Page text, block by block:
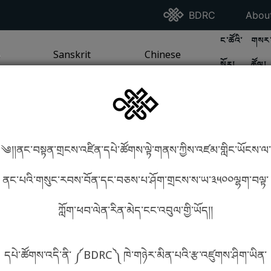
Go To BDRC
BDRC Go
/ SEA TRADITIONPAGE
GO TOSANSKRIT TRADITION
Sanskrit
GO TOCHINESE TRADITION
Chinese
GO TO
ང་ཚོའི་
སྐོར།
GO
ཚོལ།
༄།།ནང་བསྟན་གྲངས་འཛིན་དཔེ་ཚོགས་ལྟེ་གནས་ཀྱིས་འཛམ་གླིང་ཡོངས་ལ་
ནང་པའི་གསུང་རབས་བོན་དང་བཅས་པ་ཤོག་གྲངས་ས་ཡ་༣༥༠༠ལྷག་བལྟ་
ཀློག་ཕབ་ལེན་རིན་མེད་ངང་འབུལ་གྱི་ཡོད།།
དཔེ་ཚོགས་འདི་ནི་ ༼BDRC༽ ཁེ་གཉེར་མིན་པའི་རྩ་འཛུགས་ཤིག་ཡིན་
phonetics! How to find things?